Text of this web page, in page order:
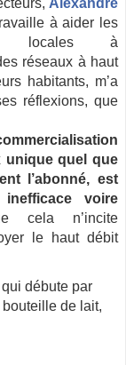
Alexandre
à aider les
locales à
réseaux à haut
habitants, m’a
réflexions, que
unique quel que
l’abonné, est
voire
cela n’incite
le haut débit
qui débute par
de lait,